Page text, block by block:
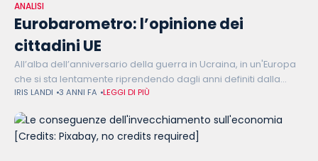
ANALISI
Eurobarometro: l’opinione dei
cittadini UE
All’alba dell’anniversario della guerra in Ucraina, in un'Europa
che si sta lentamente riprendendo dagli anni definiti dalla
pandemia da COVID-19 e dai suoi gravi effetti sull’economia, i
cittadini ribadiscono il
IRIS LANDI 3 ANNI FA LEGGI DI PIÙ